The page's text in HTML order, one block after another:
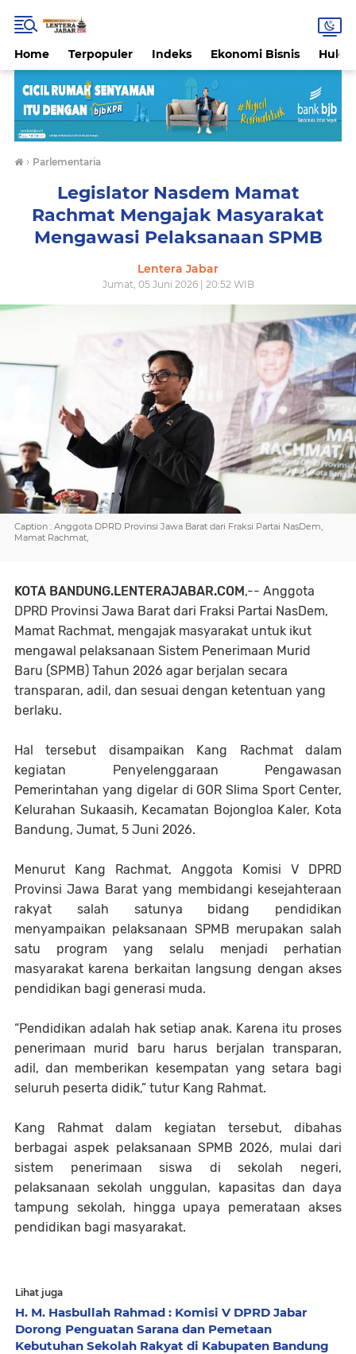
Home Terpopuler Indeks Ekonomi Bisnis
› Parlementaria
Legislator Nasdem Mamat
Rachmat Mengajak Masyarakat
Mengawasi Pelaksanaan SPMB
Lentera Jabar
Jumat, 05 Juni 2026 | 20:52 WIB
Caption : Anggota DPRD Provinsi Jawa Barat dari Fraksi Partai NasDem,
Mamat Rachmat,
KOTA BANDUNG.LENTERAJABAR.COM,-- Anggota
DPRD Provinsi Jawa Barat dari Fraksi Partai NasDem,
Mamat Rachmat, mengajak masyarakat untuk ikut
mengawal pelaksanaan Sistem Penerimaan Murid
Baru (SPMB) Tahun 2026 agar berjalan secara
transparan, adil, dan sesuai dengan ketentuan yang
berlaku.
Hal tersebut disampaikan Kang Rachmat dalam
kegiatan Penyelenggaraan Pengawasan
Pemerintahan yang digelar di GOR Slima Sport Center,
Kelurahan Sukaasih, Kecamatan Bojongloa Kaler, Kota
Bandung, Jumat, 5 Juni 2026.
Menurut Kang Rachmat, Anggota Komisi V DPRD
Provinsi Jawa Barat yang membidangi kesejahteraan
rakyat salah satunya bidang pendidikan
menyampaikan pelaksanaan SPMB merupakan salah
satu program yang selalu menjadi perhatian
masyarakat karena berkaitan langsung dengan akses
pendidikan bagi generasi muda.
“Pendidikan adalah hak setiap anak. Karena itu proses
penerimaan murid baru harus berjalan transparan,
adil, dan memberikan kesempatan yang setara bagi
seluruh peserta didik,” tutur Kang Rahmat.
Kang Rahmat dalam kegiatan tersebut, dibahas
berbagai aspek pelaksanaan SPMB 2026, mulai dari
sistem penerimaan siswa di sekolah negeri,
pelaksanaan sekolah unggulan, kapasitas dan daya
tampung sekolah, hingga upaya pemerataan akses
pendidikan bagi masyarakat.
Lihat juga
H. M. Hasbullah Rahmad : Komisi V DPRD Jabar
Dorong Penguatan Sarana dan Pemetaan
Kebutuhan Sekolah Rakyat di Kabupaten Bandung